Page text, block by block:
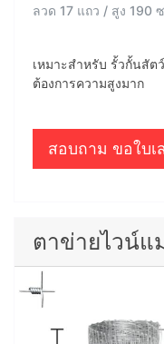
ลวด 17 แถว / สูง 190
เหมาะสำหรับ รั้วกั้นสั
ต้องการความสูงมาก
สอบถาม ขอใบเ
ตาข่ายไวน์แ